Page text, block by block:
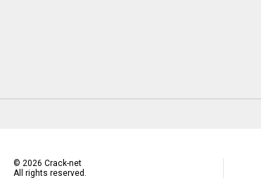
©2026 Crack-net
All rights reserved.